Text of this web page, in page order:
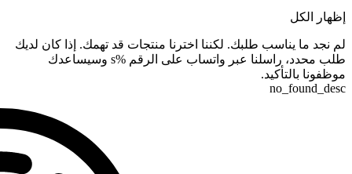
إظهار الكل
لم نجد ما يناسب طلبك. لكننا اخترنا منتجات قد تهمك. إذا كان لديك
طلب محدد، راسلنا عبر واتساب على الرقم %s وسيساعدك
موظفونا بالتأكيد.
no_found_desc